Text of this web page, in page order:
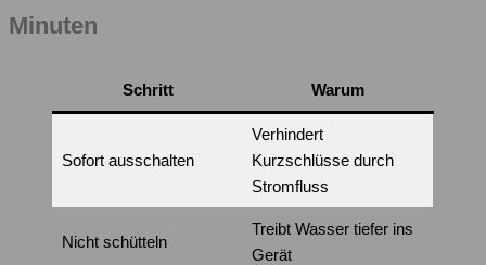
Minuten
Schritt Warum
Sofort ausschalten
Verhindert
Kurzschlüsse durch
Stromfluss
Nicht schütteln
Treibt Wasser tiefer ins
Gerät